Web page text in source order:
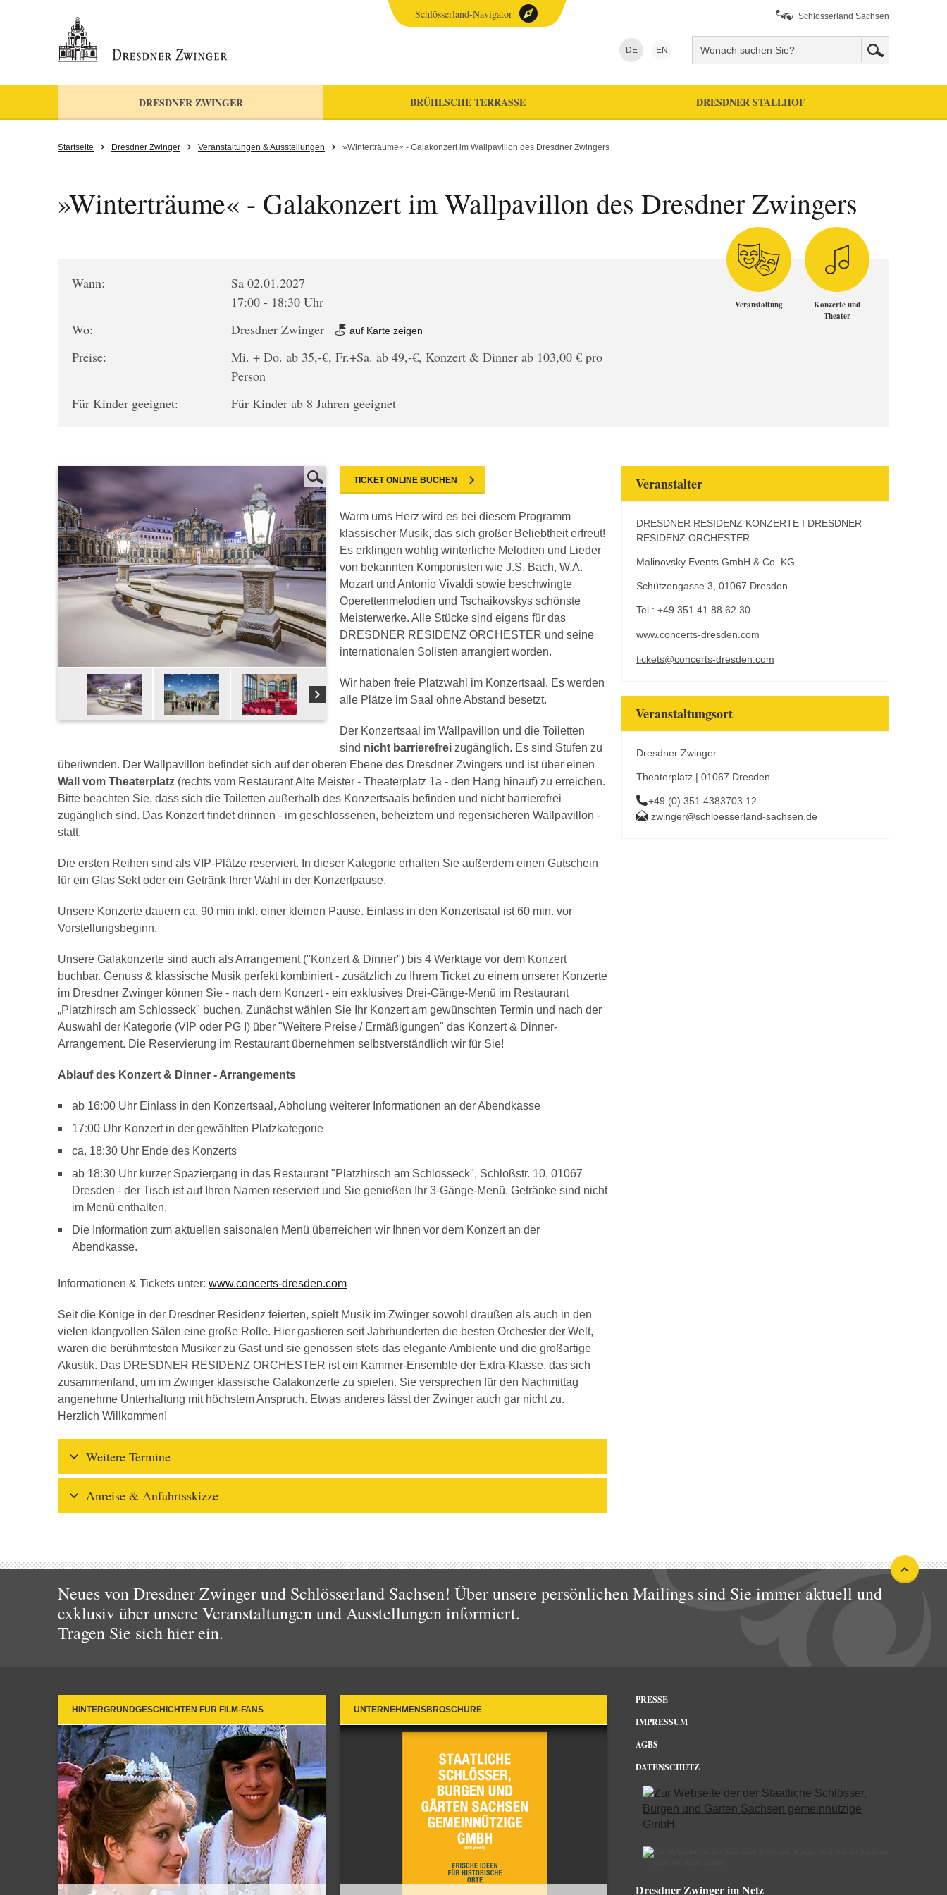
Schlösserland Sachsen
DE EN
DRESDNER ZWINGER BRÜHLSCHE TERRASSE DRESDNER STALLHOF
Schlösserland-Navigator
Startseite Dresdner Zwinger Veranstaltungen & Ausstellungen »Winterträume« - Galakonzert im Wallpavillon des Dresdner Zwingers
»Winterträume« - Galakonzert im Wallpavillon des Dresdner Zwingers
Wann:
Sa 02.01.2027
17:00 - 18:30 Uhr
Wo:
Dresdner Zwinger auf Karte zeigen
Preise:
Mi. + Do. ab 35,-€, Fr.+Sa. ab 49,-€, Konzert & Dinner ab 103,00 € pro
Person
Für Kinder geeignet:
Für Kinder ab 8 Jahren geeignet
Veranstaltung
Konzerte und
Theater
TICKET ONLINE BUCHEN
Warm ums Herz wird es bei diesem Programm
klassischer Musik, das sich großer Beliebtheit erfreut!
Es erklingen wohlig winterliche Melodien und Lieder
von bekannten Komponisten wie J.S. Bach, W.A.
Mozart und Antonio Vivaldi sowie beschwingte
Operettenmelodien und Tschaikovskys schönste
Meisterwerke. Alle Stücke sind eigens für das
DRESDNER RESIDENZ ORCHESTER und seine
internationalen Solisten arrangiert worden.
Wir haben freie Platzwahl im Konzertsaal. Es werden
alle Plätze im Saal ohne Abstand besetzt.
Der Konzertsaal im Wallpavillon und die Toiletten
sind nicht barrierefrei zugänglich. Es sind Stufen zu
überiwnden. Der Wallpavillon befindet sich auf der oberen Ebene des Dresdner Zwingers und ist über einen
Wall vom Theaterplatz (rechts vom Restaurant Alte Meister - Theaterplatz 1a - den Hang hinauf) zu erreichen.
Bitte beachten Sie, dass sich die Toiletten außerhalb des Konzertsaals befinden und nicht barrierefrei
zugänglich sind. Das Konzert findet drinnen - im geschlossenen, beheiztem und regensicheren Wallpavillon -
statt.
Die ersten Reihen sind als VIP-Plätze reserviert. In dieser Kategorie erhalten Sie außerdem einen Gutschein
für ein Glas Sekt oder ein Getränk Ihrer Wahl in der Konzertpause.
Unsere Konzerte dauern ca. 90 min inkl. einer kleinen Pause. Einlass in den Konzertsaal ist 60 min. vor
Vorstellungsbeginn.
Unsere Galakonzerte sind auch als Arrangement ("Konzert & Dinner") bis 4 Werktage vor dem Konzert
buchbar. Genuss & klassische Musik perfekt kombiniert - zusätzlich zu Ihrem Ticket zu einem unserer Konzerte
im Dresdner Zwinger können Sie - nach dem Konzert - ein exklusives Drei-Gänge-Menü im Restaurant
„Platzhirsch am Schlosseck" buchen. Zunächst wählen Sie Ihr Konzert am gewünschten Termin und nach der
Auswahl der Kategorie (VIP oder PG I) über "Weitere Preise / Ermäßigungen" das Konzert & Dinner-
Arrangement. Die Reservierung im Restaurant übernehmen selbstverständlich wir für Sie!
Ablauf des Konzert & Dinner - Arrangements
ab 16:00 Uhr Einlass in den Konzertsaal, Abholung weiterer Informationen an der Abendkasse
17:00 Uhr Konzert in der gewählten Platzkategorie
ca. 18:30 Uhr Ende des Konzerts
ab 18:30 Uhr kurzer Spaziergang in das Restaurant "Platzhirsch am Schlosseck", Schloßstr. 10, 01067
Dresden - der Tisch ist auf Ihren Namen reserviert und Sie genießen Ihr 3-Gänge-Menü. Getränke sind nicht
im Menü enthalten.
Die Information zum aktuellen saisonalen Menü überreichen wir Ihnen vor dem Konzert an der
Abendkasse.
Informationen & Tickets unter: www.concerts-dresden.com
Seit die Könige in der Dresdner Residenz feierten, spielt Musik im Zwinger sowohl draußen als auch in den
vielen klangvollen Sälen eine große Rolle. Hier gastieren seit Jahrhunderten die besten Orchester der Welt,
waren die berühmtesten Musiker zu Gast und sie genossen stets das elegante Ambiente und die großartige
Akustik. Das DRESDNER RESIDENZ ORCHESTER ist ein Kammer-Ensemble der Extra-Klasse, das sich
zusammenfand, um im Zwinger klassische Galakonzerte zu spielen. Sie versprechen für den Nachmittag
angenehme Unterhaltung mit höchstem Anspruch. Etwas anderes lässt der Zwinger auch gar nicht zu.
Herzlich Willkommen!
Weitere Termine
Anreise & Anfahrtsskizze
Veranstalter
DRESDNER RESIDENZ KONZERTE I DRESDNER
RESIDENZ ORCHESTER
Malinovsky Events GmbH & Co. KG
Schützengasse 3, 01067 Dresden
Tel.: +49 351 41 88 62 30
www.concerts-dresden.com
tickets@concerts-dresden.com
Veranstaltungsort
Dresdner Zwinger
Theaterplatz | 01067 Dresden
+49 (0) 351 4383703 12
zwinger@schloesserland-sachsen.de
Neues von Dresdner Zwinger und Schlösserland Sachsen! Über unsere persönlichen Mailings sind Sie immer aktuell und
exklusiv über unsere Veranstaltungen und Ausstellungen informiert.
Tragen Sie sich hier ein.
HINTERGRUNDGESCHICHTEN FÜR FILM-FANS UNTERNEHMENSBROSCHÜRE
PRESSE
IMPRESSUM
AGBS
DATENSCHUTZ
Dresdner Zwinger im Netz